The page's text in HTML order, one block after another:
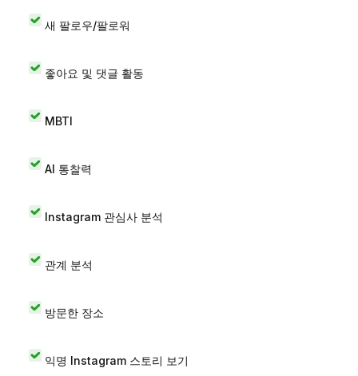
새 팔로우/팔로워
좋아요 및 댓글 활동
MBTI
AI 통찰력
Instagram 관심사 분석
관계 분석
방문한 장소
익명 Instagram 스토리 보기